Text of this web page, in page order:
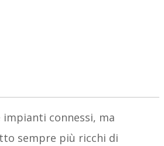
impianti connessi, ma
sempre più ricchi di